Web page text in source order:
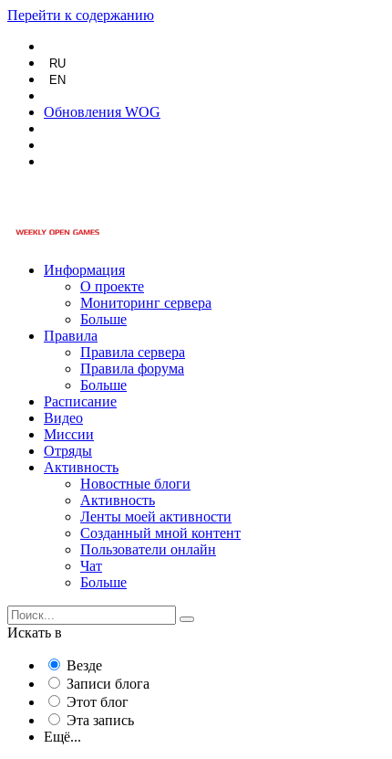
Перейти к содержанию
RU
EN
Обновления WOG
Информация
О проекте
Мониторинг сервера
Больше
Правила
Правила сервера
Правила форума
Больше
Расписание
Видео
Миссии
Отряды
Активность
Новостные блоги
Активность
Ленты моей активности
Созданный мной контент
Пользователи онлайн
Чат
Больше
Искать в
Везде
Записи блога
Этот блог
Эта запись
Ещё...